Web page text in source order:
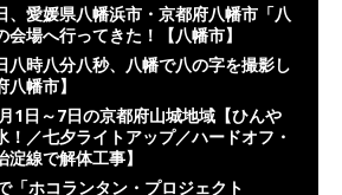
、愛媛県八幡浜市・京都府八幡市「八
場へ行ってきた！【八幡市】
八時八分八秒、八幡で八の字を撮影し
幡市】
1日～7日の京都府山城地域【ひんや
！／七夕ライトアップ／ハードオフ・
線で解体工事】
「ホコランタン・プロジェクト